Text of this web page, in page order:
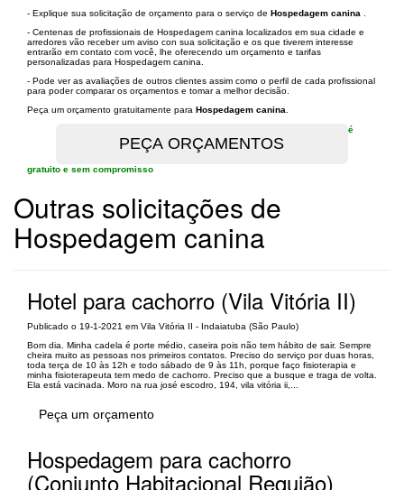
- Explique sua solicitação de orçamento para o serviço de Hospedagem canina
- Centenas de profissionais de Hospedagem canina localizados em sua cidade e
arredores vão receber um aviso con sua solicitação e os que tiverem interesse
entrarão em contato com você, lhe oferecendo um orçamento e tarifas
personalizadas para Hospedagem canina.
- Pode ver as avaliações de outros clientes assim como o perfil de cada profissional
para poder comparar os orçamentos e tomar a melhor decisão.
Peça um orçamento gratuitamente para Hospedagem canina
é
gratuito e sem compromisso
Outras solicitações de
Hospedagem canina
Hotel para cachorro (Vila Vitória II)
Publicado o 19-1-2021 em Vila Vitória II - Indaiatuba (São Paulo)
Bom dia. Minha cadela é porte médio, caseira pois não tem hábito de sair. Sempre
cheira muito as pessoas nos primeiros contatos. Preciso do serviço por duas horas,
toda terça de 10 às 12h e todo sábado de 9 às 11h, porque faço fisioterapia e
minha fisioterapeuta tem medo de cachorro. Preciso que a busque e traga de volta.
Ela está vacinada. Moro na rua josé escodro, 194, vila vitória ii,...
Peça um orçamento
Hospedagem para cachorro
(Conjunto Habitacional Requião)